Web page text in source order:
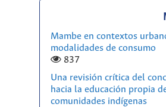
Mambe en contextos
modalidades de consumo
837
Una revisión crítica del
hacia la educación propia
comunidades indígenas